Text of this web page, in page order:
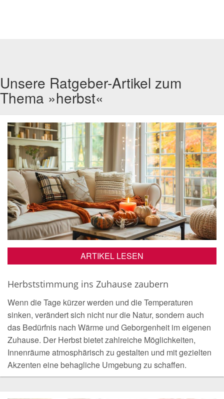
Unsere Ratgeber-Artikel zum
Thema »herbst«
ARTIKEL LESEN
Herbststimmung ins Zuhause zaubern
Wenn die Tage kürzer werden und die Temperaturen
sinken, verändert sich nicht nur die Natur, sondern auch
das Bedürfnis nach Wärme und Geborgenheit im eigenen
Zuhause. Der Herbst bietet zahlreiche Möglichkeiten,
Innenräume atmosphärisch zu gestalten und mit gezielten
Akzenten eine behagliche Umgebung zu schaffen.